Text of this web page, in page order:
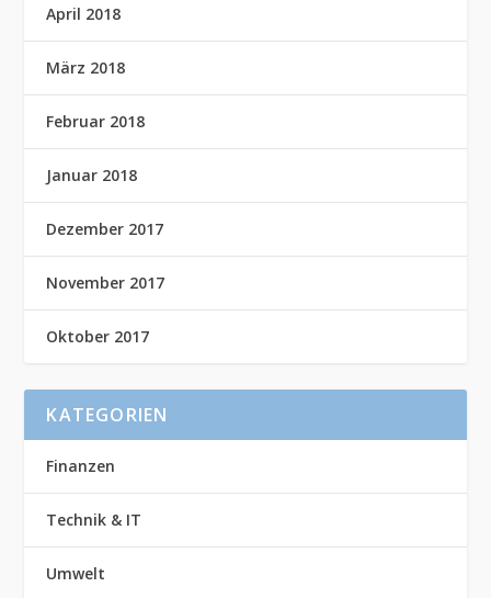
April 2018
März 2018
Februar 2018
Januar 2018
Dezember 2017
November 2017
Oktober 2017
KATEGORIEN
Finanzen
Technik & IT
Umwelt